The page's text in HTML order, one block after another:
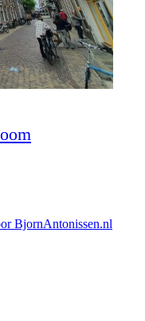
BjornAntonissen.nl